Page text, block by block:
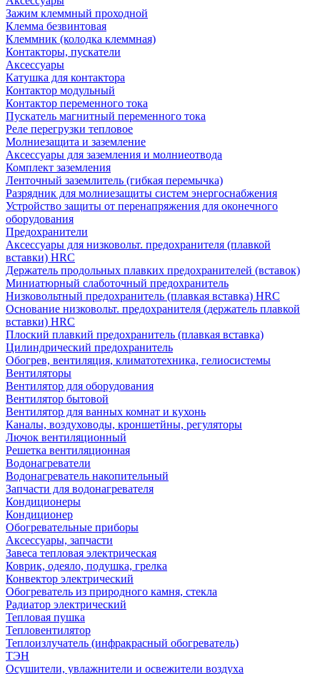
Зажим клеммный проходной
Клемма безвинтовая
Клеммник (колодка клеммная)
Контакторы, пускатели
Аксессуары
Катушка для контактора
Контактор модульный
Контактор переменного тока
Пускатель магнитный переменного тока
Реле перегрузки тепловое
Молниезащита и заземление
Аксессуары для заземления и молниеотвода
Комплект заземления
Ленточный заземлитель (гибкая перемычка)
Разрядник для молниезащиты систем энергоснабжения
Устройство защиты от перенапряжения для оконечного
оборудования
Предохранители
Аксессуары для низковольт. предохранителя (плавкой
вставки) HRC
Держатель продольных плавких предохранителей (вставок)
Миниатюрный слаботочный предохранитель
Низковольтный предохранитель (плавкая вставка) HRC
Основание низковольт. предохранителя (держатель плавкой
вставки) HRC
Плоский плавкий предохранитель (плавкая вставка)
Цилиндрический предохранитель
Обогрев, вентиляция, климатотехника, гелиосистемы
Вентиляторы
Вентилятор для оборудования
Вентилятор бытовой
Вентилятор для ванных комнат и кухонь
Каналы, воздуховоды, кроншетйны, регуляторы
Лючок вентиляционный
Решетка вентиляционная
Водонагреватели
Водонагреватель накопительный
Запчасти для водонагревателя
Кондиционеры
Кондиционер
Обогревательные приборы
Аксессуары, запчасти
Завеса тепловая электрическая
Коврик, одеяло, подушка, грелка
Конвектор электрический
Обогреватель из природного камня, стекла
Радиатор электрический
Тепловая пушка
Тепловентилятор
Теплоизлучатель (инфракрасный обогреватель)
ТЭН
Осушители, увлажнители и освежители воздуха